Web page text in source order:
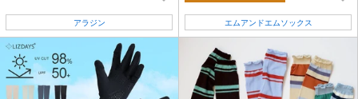
アラジン エムアンドエムソックス